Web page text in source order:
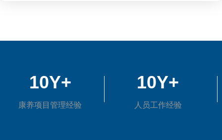
10Y+
康养项目管理经验
10Y+
人员工作经验